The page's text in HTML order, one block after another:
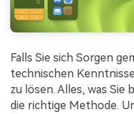
Falls Sie sich Sorgen
technischen
zu lösen. Alles, was Sie
die richtige Methode.